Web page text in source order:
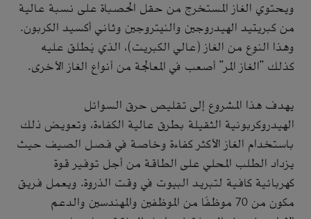
ويحتوي الغاز المستخرج من حقل الحصباة على نسبة عالية
من كبريتيد الهيدروجين والنيتروجين وثاني أكسيد الكربون.
وهذا النوع من الغاز (عالي الكبريت)، الذي يُطلق عليه
كذلك ''الغاز المر'' أصعب في المعالجة من أنواع الغاز الأخرى.
يهدف هذا المشروع إلى تقليص حرق السوائل
الهيدروكربونية الثقيلة بطرق عالية الكفاءة، وتعويض ذلك
باستخدام الغاز الأكثر كفاءة وخاصة في فصل الصيف حيث
يزداد الطلب المحلي على الطاقة من أجل توفير قوة
كهربائية كافية لتبريد البيوت في وقت الذروة. ويعمل فريق
مكون من 70 موظفًا من الموظفين والمهندسين والدعم